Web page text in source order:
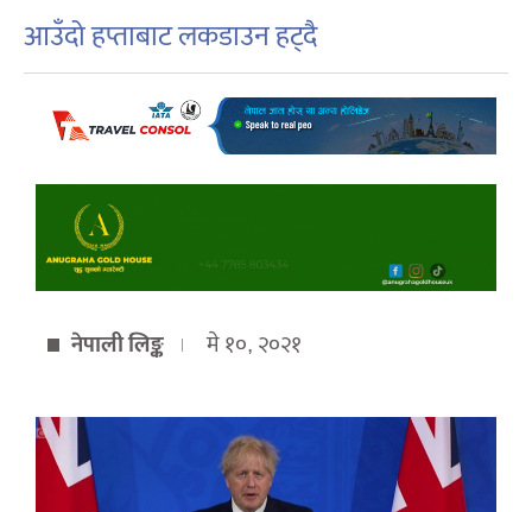
आउँदो हप्ताबाट लकडाउन हट्दै
नेपाली लिङ्क मे १०, २०२१